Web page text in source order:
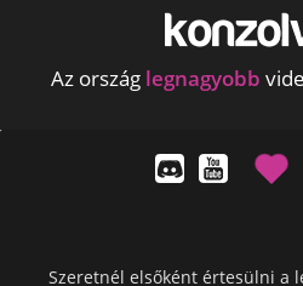
Az ország legnagyobb
Szeretnél elsőként értesülni a